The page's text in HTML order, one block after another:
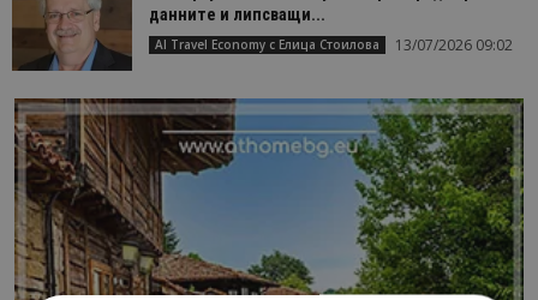
данните и липсващи...
AI Travel Economy с Елица Стоилова 13/07/2026 09:02